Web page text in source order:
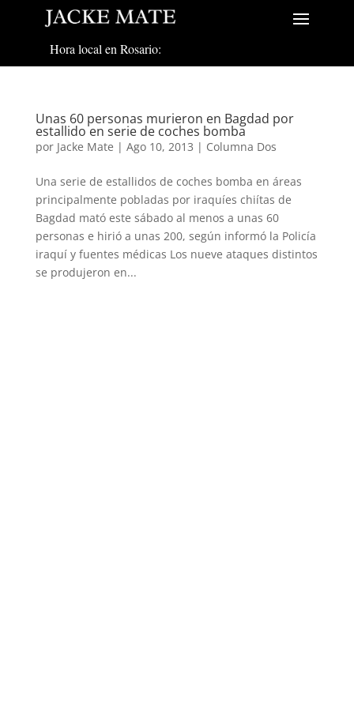
Hora local en Rosario:
Unas 60 personas murieron en Bagdad por
estallido en serie de coches bomba
por Jacke Mate | Ago 10, 2013 | Columna Dos
Una serie de estallidos de coches bomba en áreas
principalmente pobladas por iraquíes chiítas de
Bagdad mató este sábado al menos a unas 60
personas e hirió a unas 200, según informó la Policía
iraquí y fuentes médicas Los nueve ataques distintos
se produjeron en...